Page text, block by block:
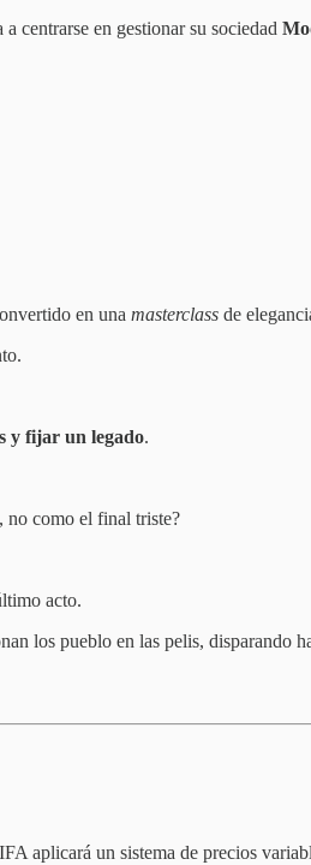
centrarse en gestionar su sociedad
en una masterclass de
y fijar un legado.
no como el final triste?
acto.
los pueblo en las pelis, disparando
aplicará un sistema de precios